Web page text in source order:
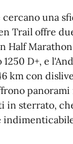
una
Trail offre
Half
D+, e
km con
panorami
sterrato,